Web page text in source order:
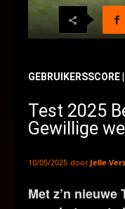
GEBRUIKERSSCORE
Test 2025
Gewillige
10/05/2025 door Jelle
Met z’n